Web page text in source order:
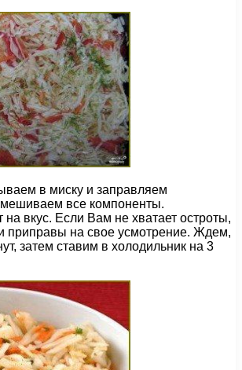
в миску и заправляем
все компоненты.
на вкус. Если Вам не хватает остроты,
приправы на свое усмотрение. Ждем,
затем ставим в холодильник на 3